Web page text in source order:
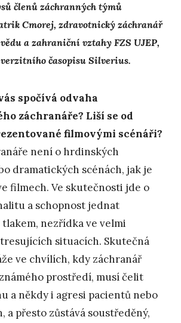
členů záchranných týmů
Cmorej, zdravotnický záchranář
a zahraniční vztahy FZS UJEP,
časopisu Silverius.
spočívá odvaha
záchranáře? Liší se od
filmovými scénáři?
není o hrdinských
dramatických scénách, jak je
filmech. Ve skutečnosti jde o
a schopnost jednat
nezřídka ve velmi
situacích. Skutečná
ve chvílích, kdy záchranář
prostředí, musí čelit
a někdy i agresi pacientů nebo
a přesto zůstává soustředěný,